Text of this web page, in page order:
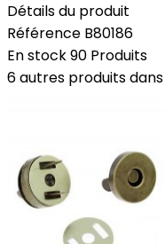
Détails du produit
Référence B80186
En stock90 Produits
6 autres produits